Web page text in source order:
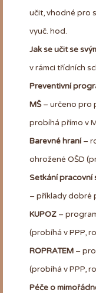
učit, vhodné pro
vyuč. hod.
Jak se učit se
v rámci třídních
Preventivní
MŠ– určeno pro
probíhá přímo v
Barevné hraní–
ohrožené OŠD
Setkání pracovní
– příklady dobré
KUPOZ –
(probíhá v PPP,
ROPRATEM –
(probíhá v PPP,
Péče o